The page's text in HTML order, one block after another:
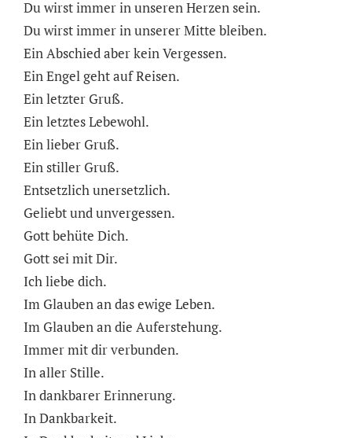
Du wirst immer in unseren Herzen sein.
Du wirst immer in unserer Mitte bleiben.
Ein Abschied aber kein Vergessen.
Ein Engel geht auf Reisen.
Ein letzter Gruß.
Ein letztes Lebewohl.
Ein lieber Gruß.
Ein stiller Gruß.
Entsetzlich unersetzlich.
Geliebt und unvergessen.
Gott behüte Dich.
Gott sei mit Dir.
Ich liebe dich.
Im Glauben an das ewige Leben.
Im Glauben an die Auferstehung.
Immer mit dir verbunden.
In aller Stille.
In dankbarer Erinnerung.
In Dankbarkeit.